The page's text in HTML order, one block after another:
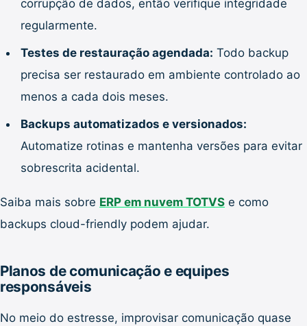
corrupção de dados, então verifique integridade
regularmente.
Testes de restauração agendada: Todo backup
precisa ser restaurado em ambiente controlado ao
menos a cada dois meses.
Backups automatizados e versionados:
Automatize rotinas e mantenha versões para evitar
sobrescrita acidental.
Saiba mais sobre ERP em nuvem TOTVS e como
backups cloud-friendly podem ajudar.
Planos de comunicação e equipes
responsáveis
No meio do estresse, improvisar comunicação quase